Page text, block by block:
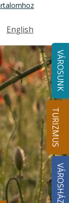
English
VÁROSUNK
TURIZMUS
VÁROSHÁZA